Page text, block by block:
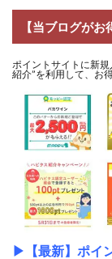
【当ブログが
ポイントサイトに新
紹介”を利用して、お
▶ 【最新】ポ